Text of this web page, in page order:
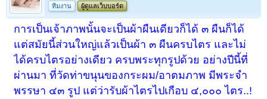
ทีมงาน
ผู้ดูแลเว็บบอร์ด
การเป็นเจ้าภาพนั้นจะเป็นผ้าผืนเดียวก็ได้ ๓ ผืนก็ได้
แต่สมัยนี้ส่วนใหญ่แล้วเป็นผ้า ๓ ผืนครบไตร และไม่
ได้ครบไตรอย่างเดียว ครบพระทุกรูปด้วย อย่างปีนี้ที่
ผ่านมา ที่วัดท่าขนุนของกระผม/อาตมภาพ มีพระจำ
พรรษา ๔๓ รูป แต่ว่ารับผ้าไตรไปเกือบ ๔,๐๐๐ ไตร..!